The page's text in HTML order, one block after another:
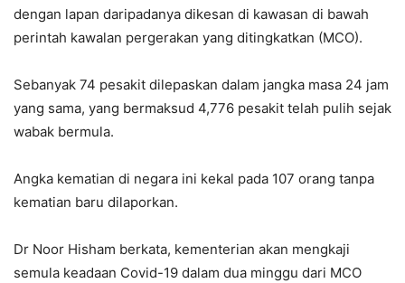
dengan lapan daripadanya dikesan di kawasan di bawah
perintah kawalan pergerakan yang ditingkatkan (MCO).
Sebanyak 74 pesakit dilepaskan dalam jangka masa 24 jam
yang sama, yang bermaksud 4,776 pesakit telah pulih sejak
wabak bermula.
Angka kematian di negara ini kekal pada 107 orang tanpa
kematian baru dilaporkan.
Dr Noor Hisham berkata, kementerian akan mengkaji
semula keadaan Covid-19 dalam dua minggu dari MCO